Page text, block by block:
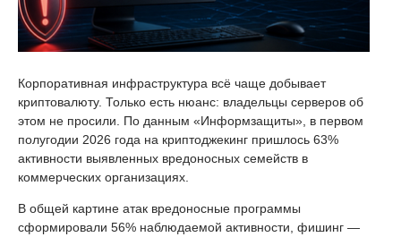
Корпоративная инфраструктура всё чаще добывает
криптовалюту. Только есть нюанс: владельцы серверов об
этом не просили. По данным «Информзащиты», в первом
полугодии 2026 года на криптоджекинг пришлось 63%
активности выявленных вредоносных семейств в
коммерческих организациях.
В общей картине атак вредоносные программы
сформировали 56% наблюдаемой активности, фишинг —